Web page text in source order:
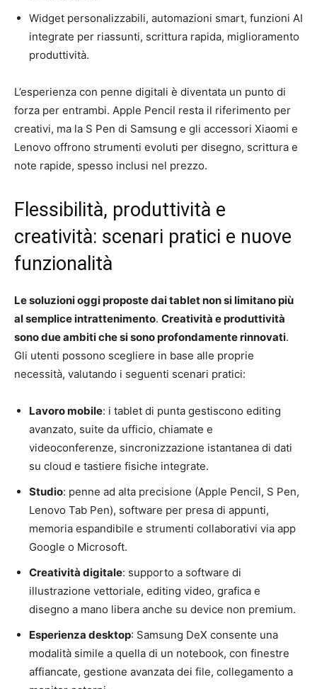
Widget personalizzabili, automazioni smart, funzioni AI
integrate per riassunti, scrittura rapida, miglioramento
produttività.
L’esperienza con penne digitali è diventata un punto di
forza per entrambi. Apple Pencil resta il riferimento per
creativi, ma la S Pen di Samsung e gli accessori Xiaomi e
Lenovo offrono strumenti evoluti per disegno, scrittura e
note rapide, spesso inclusi nel prezzo.
Flessibilità, produttività e
creatività: scenari pratici e nuove
funzionalità
Le soluzioni oggi proposte dai tablet non si limitano più
al semplice intrattenimento. Creatività e produttività
sono due ambiti che si sono profondamente rinnovati.
Gli utenti possono scegliere in base alle proprie
necessità, valutando i seguenti scenari pratici:
Lavoro mobile: i tablet di punta gestiscono editing
avanzato, suite da ufficio, chiamate e
videoconferenze, sincronizzazione istantanea di dati
su cloud e tastiere fisiche integrate.
Studio: penne ad alta precisione (Apple Pencil, S Pen,
Lenovo Tab Pen), software per presa di appunti,
memoria espandibile e strumenti collaborativi via app
Google o Microsoft.
Creatività digitale: supporto a software di
illustrazione vettoriale, editing video, grafica e
disegno a mano libera anche su device non premium.
Esperienza desktop: Samsung DeX consente una
modalità simile a quella di un notebook, con finestre
affiancate, gestione avanzata dei file, collegamento a